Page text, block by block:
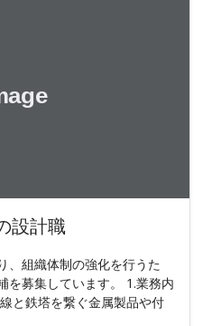
設計職
、組織体制の強化を行うた
を募集しています。 1.業務内
と鉄塔を繋ぐ金属製品や付